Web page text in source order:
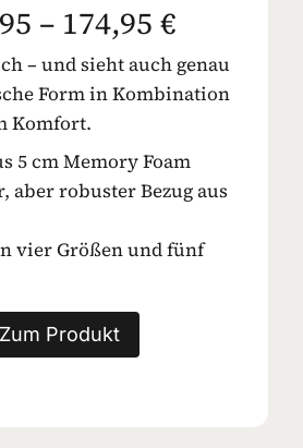
– 174,95 €
– und sieht auch genau
Form in Kombination
Komfort.
5 cm Memory Foam
aber robuster Bezug aus
vier Größen und fünf
Zum Produkt